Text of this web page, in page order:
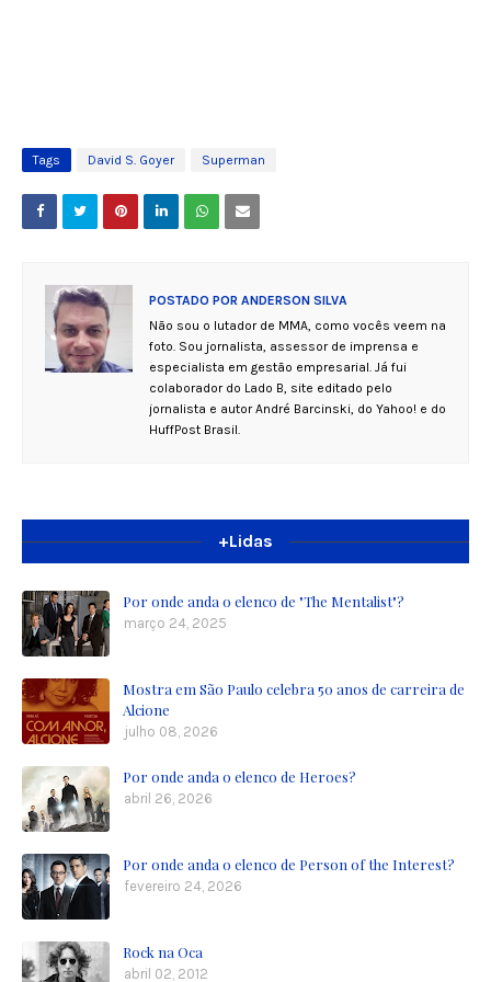
Tags David S. Goyer Superman
POSTADO POR ANDERSON SILVA
Não sou o lutador de MMA, como vocês veem na
foto. Sou jornalista, assessor de imprensa e
especialista em gestão empresarial. Já fui
colaborador do Lado B, site editado pelo
jornalista e autor André Barcinski, do Yahoo! e do
HuffPost Brasil.
+Lidas
Por onde anda o elenco de "The Mentalist"?
março 24, 2025
Mostra em São Paulo celebra 50 anos de carreira de
Alcione
julho 08, 2026
Por onde anda o elenco de Heroes?
abril 26, 2026
Por onde anda o elenco de Person of the Interest?
fevereiro 24, 2026
Rock na Oca
abril 02, 2012